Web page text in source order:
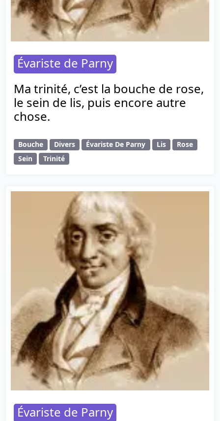
Évariste de Parny
Ma trinité, c’est la bouche de rose,
le sein de lis, puis encore autre
chose.
Bouche Divers Évariste De Parny Lis
Rose
Sein
Trinité
Évariste de Parny